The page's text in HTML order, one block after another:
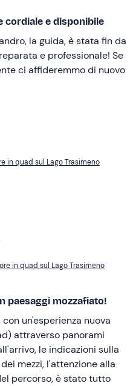
cordiale e disponibile
la guida, è stata fin da
e professionale! Se
ci affideremmo di nuovo
in quad sul Lago Trasimeno
in quad sul Lago Trasimeno
paesaggi mozzafiato!
un'esperienza nuova
attraverso panorami
le indicazioni sulla
mezzi, l'attenzione alla
percorso, è stato tutto